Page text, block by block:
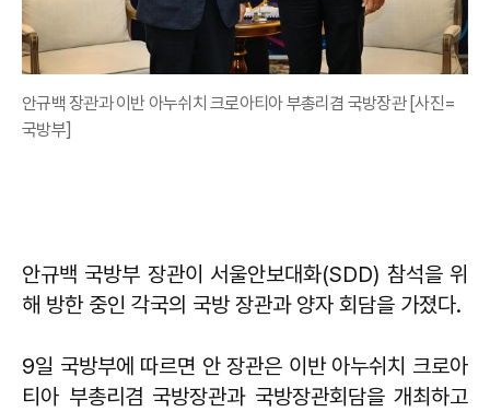
안규백 장관과 이반 아누쉬치 크로아티아 부총리겸 국방장관 [사진=
국방부]
안규백 국방부 장관이 서울안보대화(SDD) 참석을 위
해 방한 중인 각국의 국방 장관과 양자 회담을 가졌다.
9일 국방부에 따르면 안 장관은 이반 아누쉬치 크로아
티아 부총리겸 국방장관과 국방장관회담을 개최하고